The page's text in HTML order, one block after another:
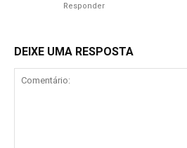
Responder
DEIXE UMA RESPOSTA